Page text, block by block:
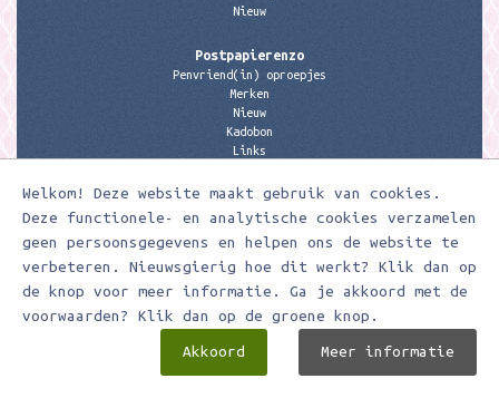
Welkom! Deze website maakt gebruik van cookies.
Deze functionele- en analytische cookies verzamelen
geen persoonsgegevens en helpen ons de website te
verbeteren. Nieuwsgierig hoe dit werkt? Klik dan op
de knop voor meer informatie. Ga je akkoord met de
voorwaarden? Klik dan op de groene knop.
Akkoord Meer informatie
Nieuw
Postpapierenzo
Penvriend(in) oproepjes
Merken
Nieuw
Kadobon
Links
Contactgegevens
Meerleuks
anita@meerleuks.nl
06 – 107 163 36
KVK nummer: 58807179
BTW nummer: 853190859B01
Meerleuks ® Ontwerp & realisatie doorDigizijn ICT & WEB